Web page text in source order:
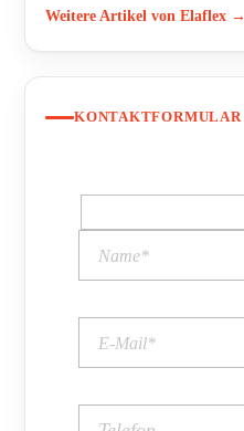
Weitere Artikel von Elaflex →
KONTAKTFORMULAR